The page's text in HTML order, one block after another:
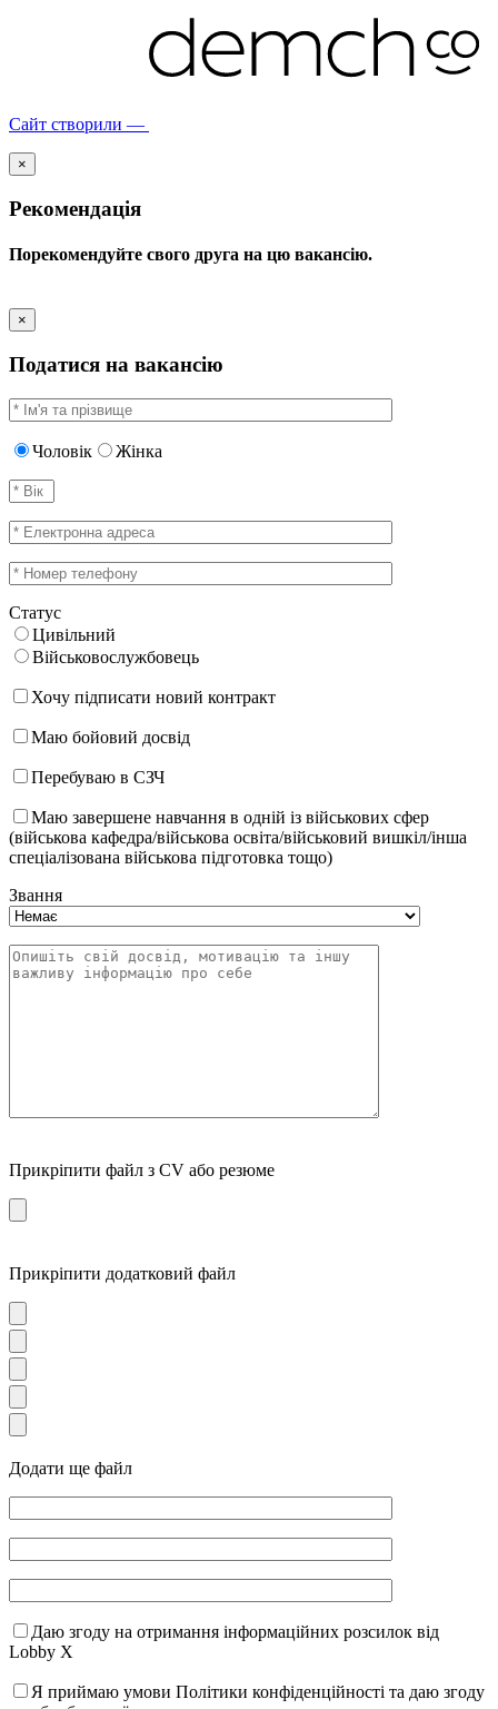
Сайт створили —
×
Рекомендація
Порекомендуйте свого друга на цю вакансію.
×
Податися на вакансію
Чоловік Жінка
Статус
Цивільний
Військовослужбовець
Хочу підписати новий контракт
Маю бойовий досвід
Перебуваю в СЗЧ
Маю завершене навчання в одній із військових сфер
(військова кафедра/військова освіта/військовий вишкіл/інша
спеціалізована військова підготовка тощо)
Звання
Прикріпити файл з CV або резюме
Прикріпити додатковий файл
Додати ще файл
Даю згоду на отримання інформаційних розсилок від
Lobby X
Я приймаю умови Політики конфіденційності та даю згоду